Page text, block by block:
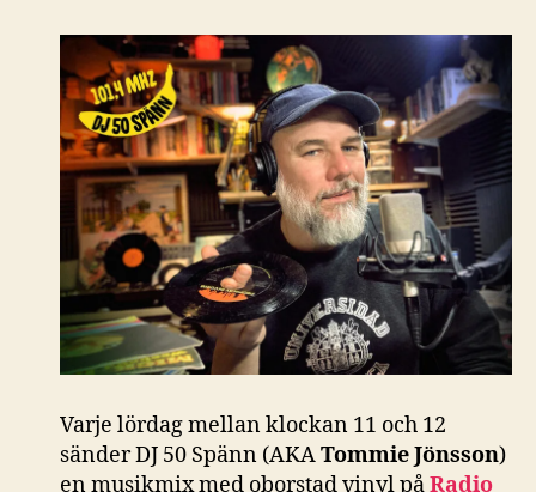
Varje lördag mellan klockan 11 och 12
sänder DJ 50 Spänn (AKATommie Jönsson)
en musikmix med oborstad vinyl påRadio